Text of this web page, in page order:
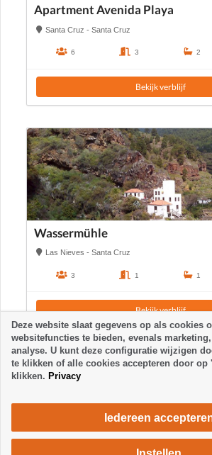
Apartment Avenida Playa
Santa Cruz - Santa Cruz
6 3 2
Bekijk verblijf
Wassermühle
Las Nieves - Santa Cruz
3 1 1
Bekijk verblijf
Deze website slaat gegevens op als cookies
websitefuncties te bieden, evenals
analyse. U kunt deze configuratie wijzigen
te klikken of alle cookies accepteren door op
klikken. Privacy
Iedereen